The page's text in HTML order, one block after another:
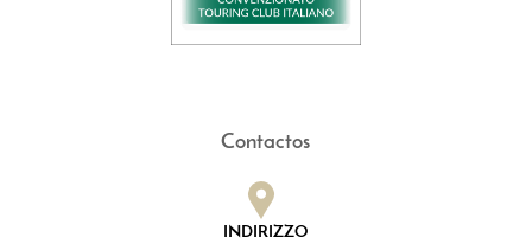
Contactos
INDIRIZZO